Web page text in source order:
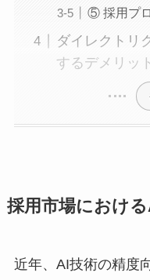
⑤ 採用プ
ダイレクトリ
するデメリッ
採用市場におけ
近年、AI技術の精度